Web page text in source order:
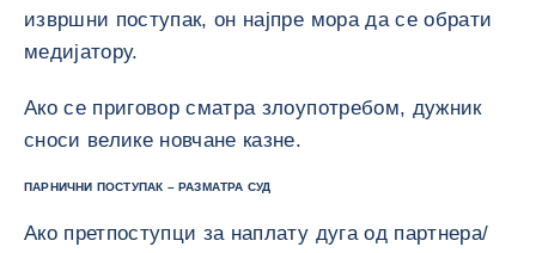
извршни поступак, он најпре мора да се обрати
медијатору.
Ако се приговор сматра злоупотребом, дужник
сноси велике новчане казне.
ПАРНИЧНИ ПОСТУПАК – РАЗМАТРА СУД
Ако претпоступци за наплату дуга од партнера/